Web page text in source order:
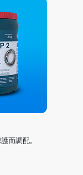
而調配。